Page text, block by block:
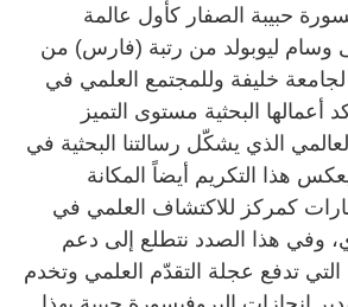
حبيبة الصفار كأول عالمة
وسام ليوبولد من رتبة (فارس) من
خليفة وللمجتمع العلمي في
أعمالها البحثية مستوى التميز
الذي يشكّل رسالتنا البحثية في
هذا التكريم أيضاً المكانة
كمركز للاكتشاف العلمي في
وفي هذا الصدد نتطلع إلى دعم
تدفع عجلة التقدّم العلمي وتخدم